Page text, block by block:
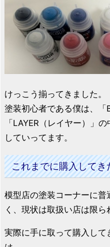
けっこう揃ってきました。
塗装初心者である僕は、「
「LAYER（レイヤー）」
していってます。
これまでに購入してき
模型店の塗装コーナーに
く、現状は取扱い店は限ら
実際に手に取って購入し